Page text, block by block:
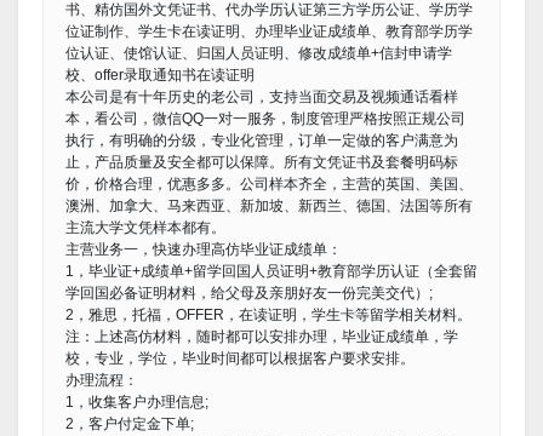
书、精仿国外文凭证书、代办学历认证第三方学历公证、学历学
位证制作、学生卡在读证明、办理毕业证成绩单、教育部学历学
位认证、使馆认证、归国人员证明、修改成绩单+信封申请学
校、offer录取通知书在读证明
本公司是有十年历史的老公司，支持当面交易及视频通话看样
本，看公司，微信QQ一对一服务，制度管理严格按照正规公司
执行，有明确的分级，专业化管理，订单一定做的客户满意为
止，产品质量及安全都可以保障。所有文凭证书及套餐明码标
价，价格合理，优惠多多。公司样本齐全，主营的英国、美国、
澳洲、加拿大、马来西亚、新加坡、新西兰、德国、法国等所有
主流大学文凭样本都有。
主营业务一，快速办理高仿毕业证成绩单：
1，毕业证+成绩单+留学回国人员证明+教育部学历认证（全套留
学回国必备证明材料，给父母及亲朋好友一份完美交代）;
2，雅思，托福，OFFER，在读证明，学生卡等留学相关材料。
注：上述高仿材料，随时都可以安排办理，毕业证成绩单，学
校，专业，学位，毕业时间都可以根据客户要求安排。
办理流程：
1，收集客户办理信息;
2，客户付定金下单;